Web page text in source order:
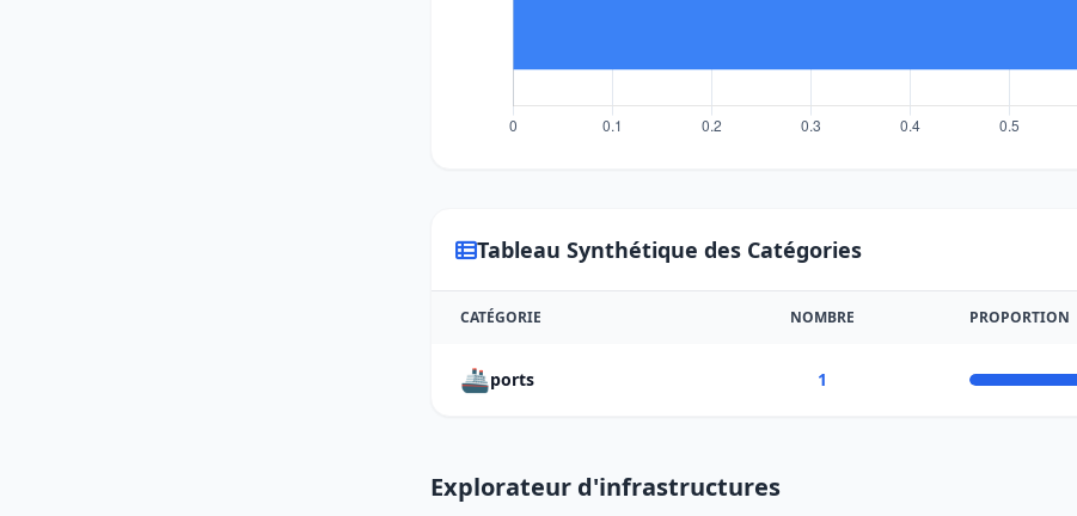
Tableau Synthétique des Catégories
CATÉGORIE NOMBRE PROPORTION
🚢ports 1
Explorateur d'infrastructures